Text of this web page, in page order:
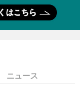
ニュース